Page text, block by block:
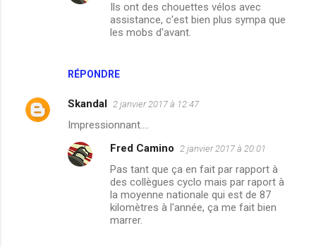
RÉPONDRE
Ils ont des chouettes vélos avec
assistance, c'est bien plus sympa que
les mobs d'avant.
Skandal 2 janvier 2017 à 12:47
Impressionnant....
Fred Camino 2 janvier 2017 à 20:01
Pas tant que ça en fait par rapport à
des collègues cyclo mais par raport à
la moyenne nationale qui est de 87
kilomètres à l'année, ça me fait bien
marrer.